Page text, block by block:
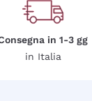
in 1-3 gg
in Italia